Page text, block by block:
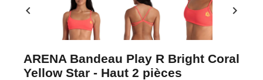
chevron_left chevron_right
ARENA Bandeau Play R Bright Coral
Yellow Star - Haut 2 pièces